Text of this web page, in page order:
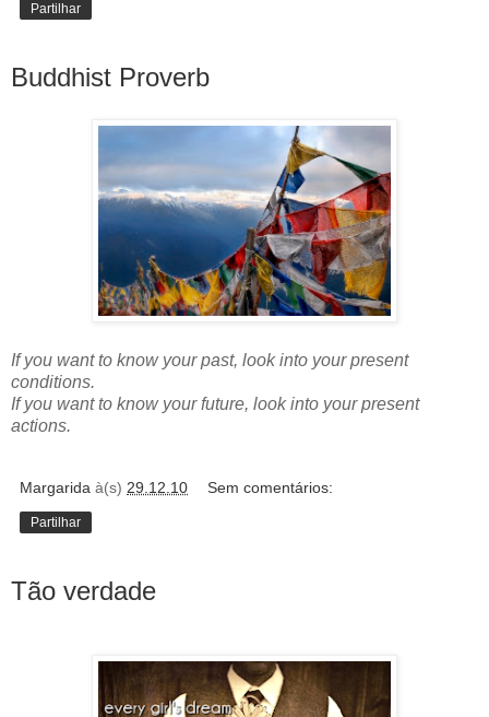
Partilhar
Buddhist Proverb
If you want to know your past, look into your present
conditions.
If you want to know your future, look into your present
actions.
Margarida à(s) 29.12.10 Sem comentários:
Partilhar
Tão verdade